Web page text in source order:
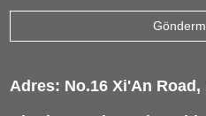
Adres: No.16 Xi'An Road,